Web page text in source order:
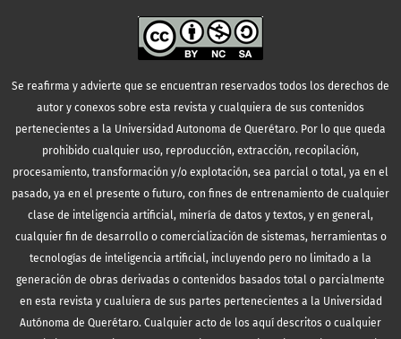
Se reafirma y advierte que se encuentran reservados todos los derechos de
autor y conexos sobre esta revista y cualquiera de sus contenidos
pertenecientes a la Universidad Autonoma de Querétaro. Por lo que queda
prohibido cualquier uso, reproducción, extracción, recopilación,
procesamiento, transformación y/o explotación, sea parcial o total, ya en el
pasado, ya en el presente o futuro, con fines de entrenamiento de cualquier
clase de inteligencia artificial, minería de datos y textos, y en general,
cualquier fin de desarrollo o comercialización de sistemas, herramientas o
tecnologías de inteligencia artificial, incluyendo pero no limitado a la
generación de obras derivadas o contenidos basados total o parcialmente
en esta revista y cualuiera de sus partes pertenecientes a la Universidad
Autónoma de Querétaro. Cualquier acto de los aquí descritos o cualquier